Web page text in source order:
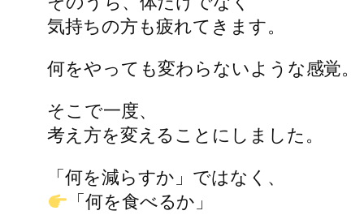
気持ちの方も疲れてきます。
何をやっても変わらないような感覚。
そこで一度、
考え方を変えることにしました。
「何を減らすか」ではなく、
「何を食べるか」